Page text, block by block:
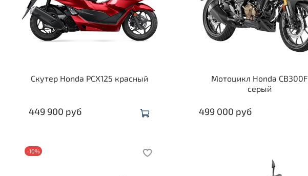
Скутер Honda PCX125 красный
449 900 руб
Мотоцикл Honda CB300F
серый
499 000 руб
-10%